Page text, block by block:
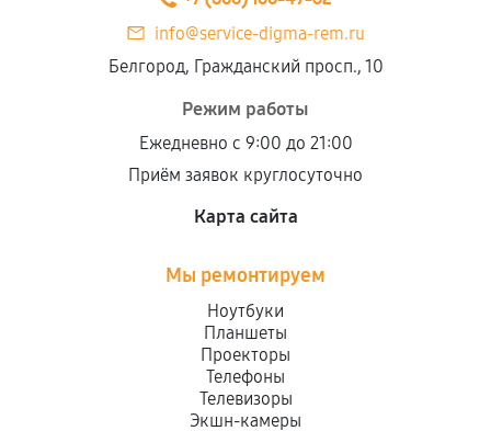
info@service-digma-rem.ru
Белгород, Гражданский просп., 10
Режим работы
Ежедневно с 9:00 до 21:00
Приём заявок круглосуточно
Карта сайта
Мы ремонтируем
Ноутбуки
Планшеты
Проекторы
Телефоны
Телевизоры
Экшн-камеры